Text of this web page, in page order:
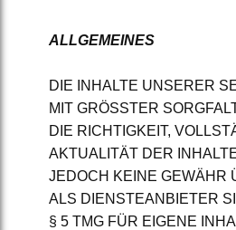
ALLGEMEINES
DIE INHALTE UNSERER
MIT GRÖSSTER
DIE RICHTIGKEIT,
AKTUALITÄT DER
JEDOCH KEINE GEWÄHR
ALS DIENSTEANBIETER
§ 5 TMG FÜR EIGENE